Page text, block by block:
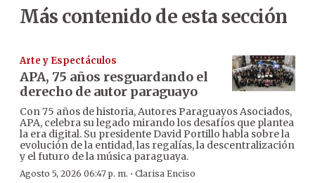
Más contenido de esta sección
Arte y Espectáculos
APA, 75 años resguardando el
derecho de autor paraguayo
Con 75 años de historia, Autores Paraguayos Asociados,
APA, celebra su legado mirando los desafíos que plantea
la era digital. Su presidente David Portillo habla sobre la
evolución de la entidad, las regalías, la descentralización
y el futuro de la música paraguaya.
Agosto 5, 2026 06:47 p. m. · Clarisa Enciso